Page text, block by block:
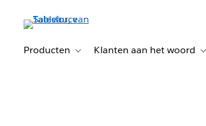
Producten
Toggle sub-navigation for Producten
Klanten aan het woord